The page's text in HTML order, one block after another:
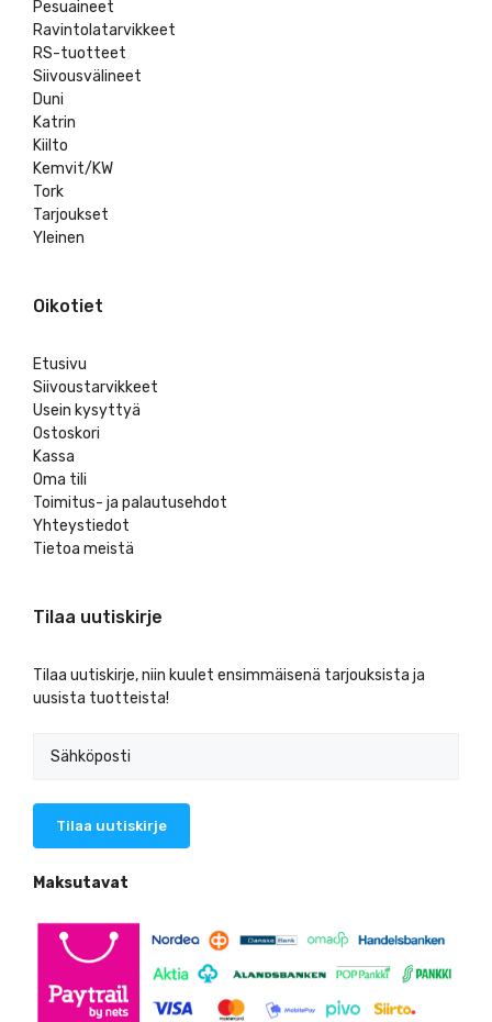
Pesuaineet
Ravintolatarvikkeet
RS-tuotteet
Siivousvälineet
Duni
Katrin
Kiilto
Kemvit/KW
Tork
Tarjoukset
Yleinen
Oikotiet
Etusivu
Siivoustarvikkeet
Usein kysyttyä
Ostoskori
Kassa
Oma tili
Toimitus- ja palautusehdot
Yhteystiedot
Tietoa meistä
Tilaa uutiskirje
Tilaa uutiskirje, niin kuulet ensimmäisenä tarjouksista ja
uusista tuotteista!
Maksutavat